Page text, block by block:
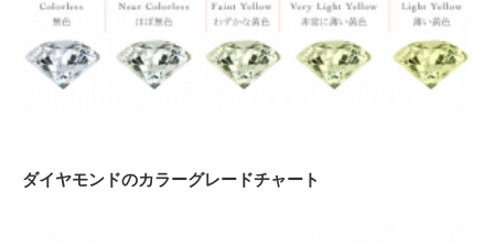
ダイヤモンドのカラーグレードチャート